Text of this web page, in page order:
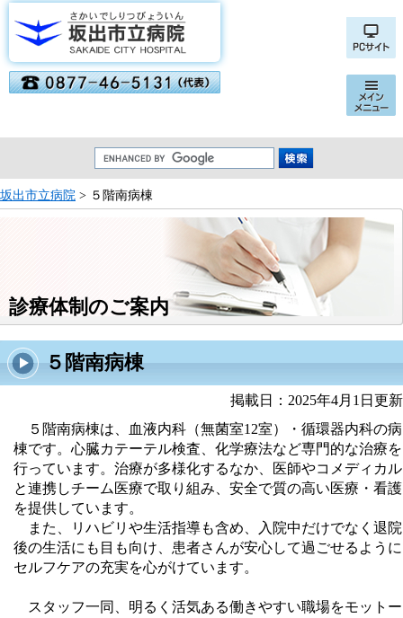
坂出市立病院 > ５階南病棟
診療体制のご案内
５階南病棟
掲載日：2025年4月1日更新
５階南病棟は、血液内科（無菌室12室）・循環器内科の病
棟です。心臓カテーテル検査、化学療法など専門的な治療を
行っています。治療が多様化するなか、医師やコメディカル
と連携しチーム医療で取り組み、安全で質の高い医療・看護
を提供しています。
また、リハビリや生活指導も含め、入院中だけでなく退院
後の生活にも目も向け、患者さんが安心して過ごせるように
セルフケアの充実を心がけています。
スタッフ一同、明るく活気ある働きやすい職場をモットー